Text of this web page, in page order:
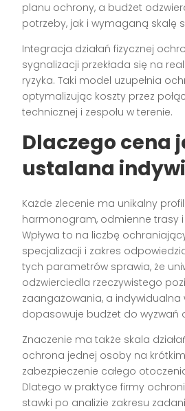
planu ochrony, a budżet
potrzeby, jak i wymaganą skalę
Integracja działań fizycznej
sygnalizacji przekłada się na
ryzyka. Taki model uzupełnia
optymalizując koszty przez
technicznej i zespołu w terenie.
Dlaczego cena
ustalana
Każde zlecenie ma unikalny
harmonogram, odmienne trasy i
Wpływa to na liczbę
specjalizacji i zakres
tych parametrów sprawia, że
odzwierciedla rzeczywistego
zaangażowania, a indywidualna
dopasowuje budżet do wyzwań
Znaczenie ma także skala
ochrona jednej osoby na
zabezpieczenie całego
Dlatego w praktyce firmy
stawki po analizie zakresu